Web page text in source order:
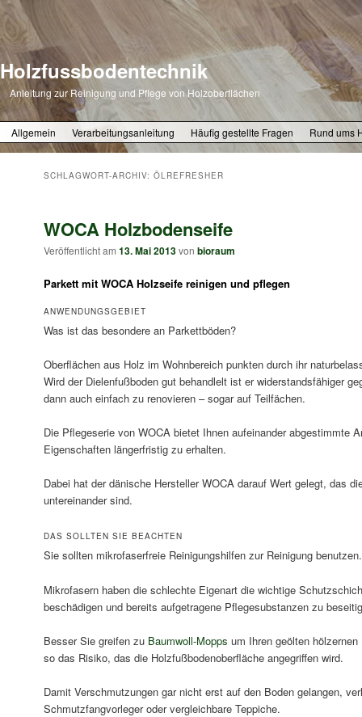
Holzfussbodentechnik
Anleitung zur Reinigung und Pflege von Holzoberflächen
Zum primären Inhalt springen
Zum sekundären Inhalt springen
Allgemein Verarbeitungsanleitung Häufig gestellte Fragen Rund ums
SCHLAGWORT-ARCHIV: ÖLREFRESHER
WOCA Holzbodenseife
Veröffentlicht am 13. Mai 2013von bioraum
Parkett mit WOCA Holzseife reinigen und pflegen
ANWENDUNGSGEBIET
Was ist das besondere an Parkettböden?
Oberflächen aus Holz im Wohnbereich punkten durch ihr
Wird der Dielenfußboden gut behandlelt ist er widerstandsfähiger
dann auch einfach zu renovieren – sogar auf Teilfächen.
Die Pflegeserie von WOCA bietet Ihnen aufeinander abgestimmte
Eigenschaften längerfristig zu erhalten.
Dabei hat der dänische Hersteller WOCA darauf Wert gelegt, das
untereinander sind.
DAS SOLLTEN SIE BEACHTEN
Sie sollten mikrofaserfreie Reinigungshilfen zur Reinigung benutzen.
Mikrofasern haben die schlechte Eigenart die wichtige
beschädigen und bereits aufgetragene Pflegesubstanzen zu
Besser Sie greifen zu Baumwoll-Mopps um Ihren geölten
so das Risiko, das die Holzfußbodenoberfläche angegriffen wird.
Damit Verschmutzungen gar nicht erst auf den Boden gelangen,
Schmutzfangvorleger oder vergleichbare Teppiche.